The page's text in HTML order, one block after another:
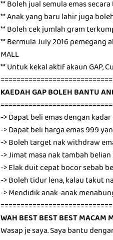
** Boleh jual semula emas
** Anak yang baru lahir juga
** Boleh cek jumlah gram
** Bermula July 2016 pemegang
MALL
** Untuk kekal aktif akaun GAP,
KAEDAH GAP BOLEH BANTU
-> Dapat beli emas dengan
-> Dapat beli harga emas 999
-> Boleh target nak withdraw
-> Jimat masa nak tambah
-> Elak duit cepat bocor sebab
-> Boleh tidur lena, kalau takut
-> Mendidik anak-anak
WAH BEST BEST BEST MACAM
Wasap je saya. Saya bantu